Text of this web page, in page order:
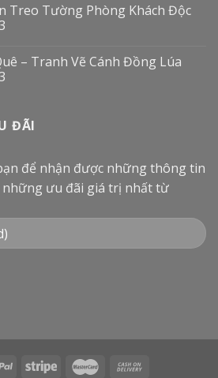
Treo Tường Phòng Khách Độc
– Tranh Vẽ Cánh Đồng Lúa
ĐÃI
để nhận được những thông tin
những ưu đãi giá trị nhất từ